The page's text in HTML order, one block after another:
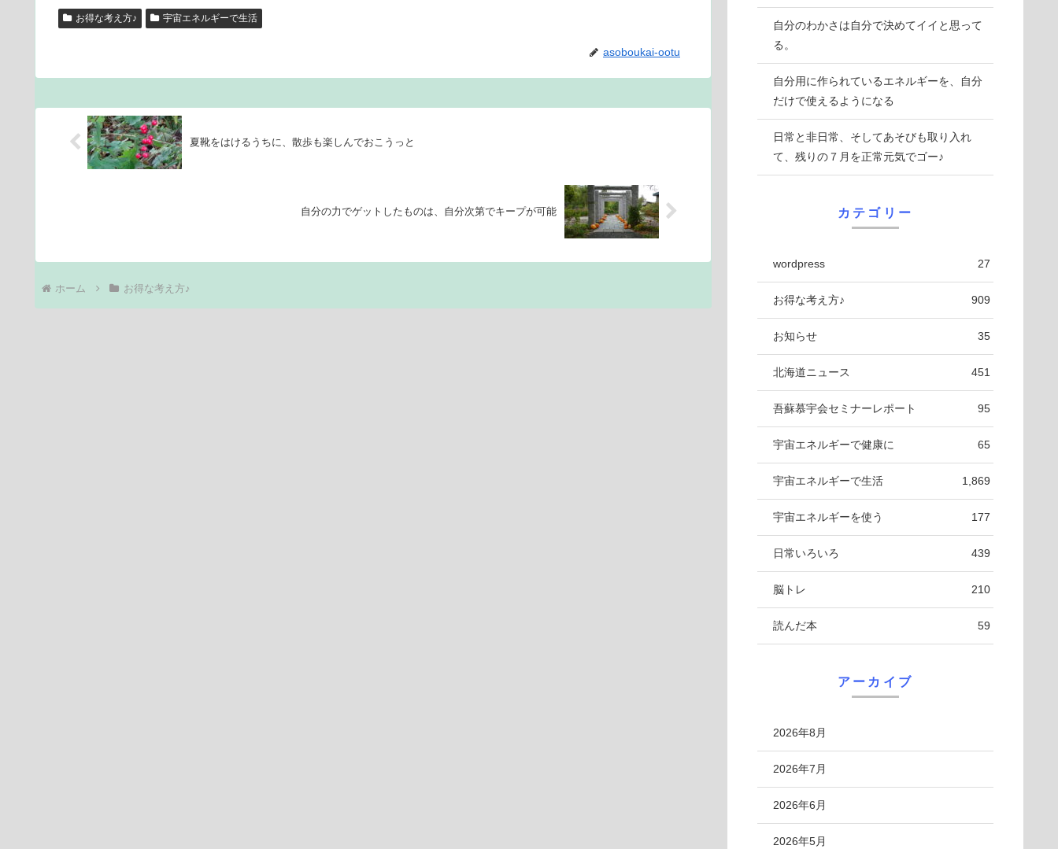
お得な考え方♪ 宇宙エネルギーで生活
asoboukai-ootu
夏靴をはけるうちに、散歩も楽しんでおこうっと
自分の力でゲットしたものは、自分次第でキープが可能
ホーム お得な考え方♪
自分のわかさは自分で決めてイイと思って
る。
自分用に作られているエネルギーを、自分
だけで使えるようになる
日常と非日常、そしてあそびも取り入れ
て、残りの７月を正常元気でゴー♪
カテゴリー
wordpress 27
お得な考え方♪ 909
お知らせ 35
北海道ニュース 451
吾蘇慕宇会セミナーレポート 95
宇宙エネルギーで健康に 65
宇宙エネルギーで生活 1,869
宇宙エネルギーを使う 177
日常いろいろ 439
脳トレ 210
読んだ本 59
アーカイブ
2026年8月
2026年7月
2026年6月
2026年5月